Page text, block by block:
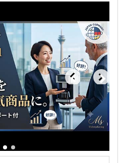
している
たい
たい